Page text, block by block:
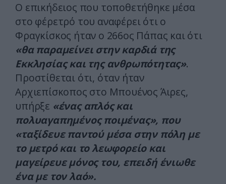
Ο επικήδειος που τοποθετήθηκε μέσα
στο φέρετρό του αναφέρει ότι ο
Φραγκίσκος ήταν ο 266ος Πάπας και ότι
«θα παραμείνει στην καρδιά της
Εκκλησίας και της ανθρωπότητας».
Προστίθεται ότι, όταν ήταν
Αρχιεπίσκοπος στο Μπουένος Άιρες,
υπήρξε «ένας απλός και
πολυαγαπημένος ποιμένας», που
«ταξίδευε παντού μέσα στην πόλη με
το μετρό και το λεωφορείο και
μαγείρευε μόνος του, επειδή ένιωθε
ένα με τον λαό».